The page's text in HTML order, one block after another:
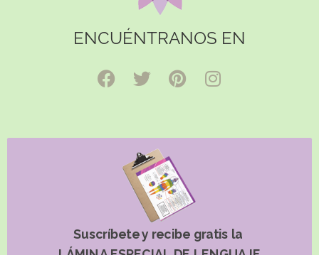
ENCUÉNTRANOS EN
Suscríbete y recibe gratis la